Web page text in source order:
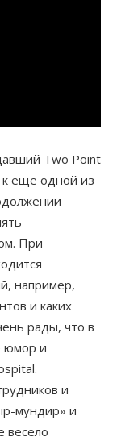
Two Point
к еще одной из
При
например,
и каких
рады, что в
юмор и
и
мундир» и
весело